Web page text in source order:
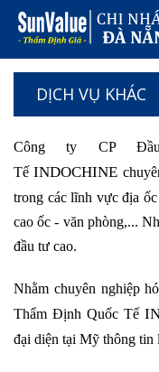
DỊCH VỤ KHÁC
Công ty CP
TếINDOCHINE
trong các lĩnh vực địa
cao ốc - văn phòng,...
đầu tư cao.
Nhằm chuyên nghiệp
Thẩm Định Quốc Tế
đại diện tại Mỹ thông tin